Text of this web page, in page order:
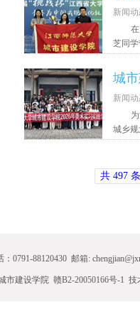
新闻
芝同
城
新闻
城乡
共 497 条
88120430 邮箱:
市建设学院 赣B2-20050166号-1 技